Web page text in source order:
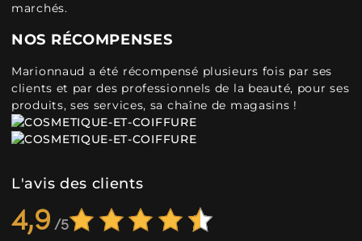
marchés.
NOS RÉCOMPENSES
Marionnaud a été récompensé plusieurs fois par ses
clients et par des professionnels de la beauté, pour ses
produits, ses services, sa chaîne de magasins !
L'avis des clients
4,9